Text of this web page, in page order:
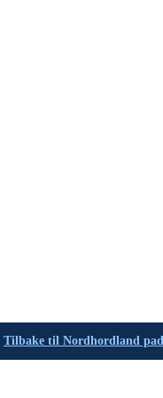
Tilbake til Nordhordland